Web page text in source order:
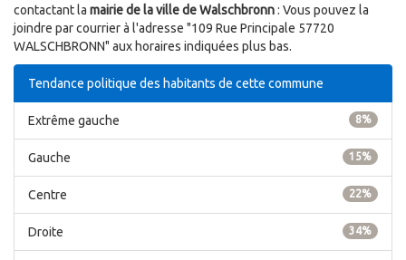
contactant la mairie de la ville de Walschbronn: Vous pouvez la
joindre par courrier à l'adresse "109 Rue Principale 57720
WALSCHBRONN" aux horaires indiquées plus bas.
Tendance politique des habitants de cette commune
8%
Extrême gauche
15%
Gauche
22%
Centre
34%
Droite